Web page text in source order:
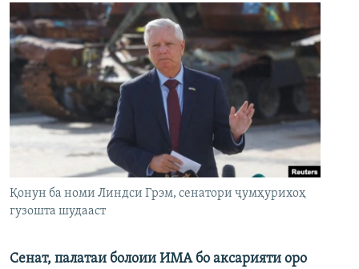
Қонун ба номи Линдси Грэм, сенатори ҷумҳурихоҳ
гузошта шудааст
Сенат, палатаи болоии ИМА бо аксарияти оро